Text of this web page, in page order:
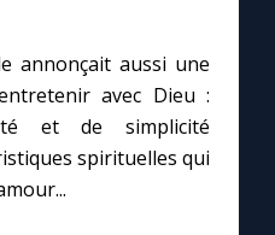
annonçait aussi une
avec Dieu :
et de simplicité
spirituelles qui